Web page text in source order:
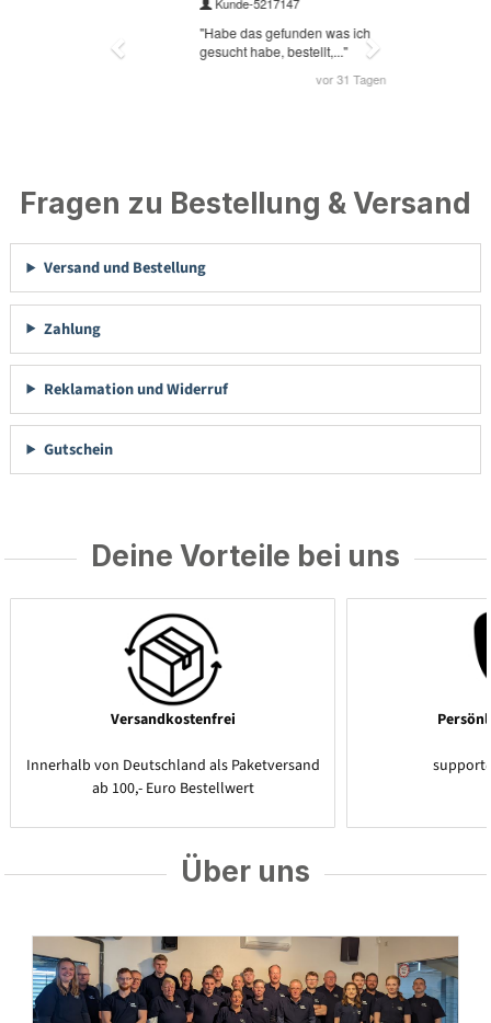
Fragen zu Bestellung & Versand
Versand und Bestellung
Zahlung
Reklamation und Widerruf
Gutschein
Deine Vorteile bei uns
Versandkostenfrei
Innerhalb von Deutschland als Paketversand
ab 100,- Euro Bestellwert
Über uns